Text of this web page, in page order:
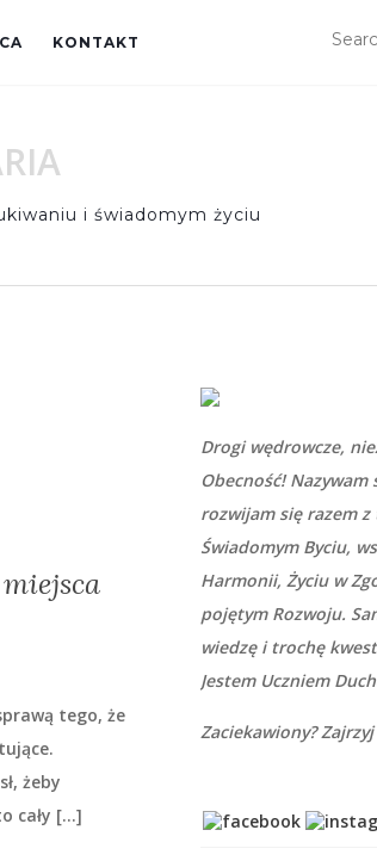
KONTAKT
i świadomym życiu
tego, że
żeby
cały […]
Drogi wędrowcze,
Obecność! Nazywam
rozwijam się razem
Świadomym Byciu,
Harmonii, Życiu w
pojętym Rozwoju.
wiedzę i trochę
Jestem Uczniem
Zaciekawiony?